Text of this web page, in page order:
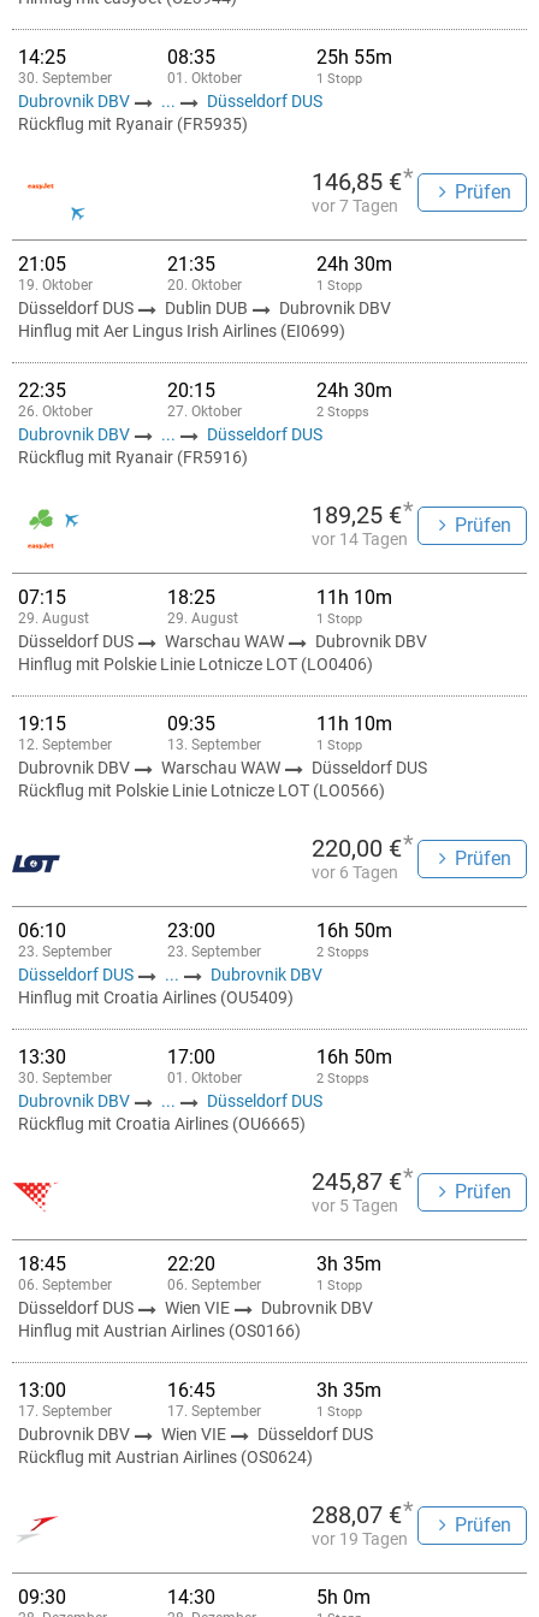
14:25
30. September
08:35
01. Oktober
25h 55m
1 Stopp
Dubrovnik DBV ...
Düsseldorf DUS
Rückflug mit Ryanair (FR5935)
146,85 €*
vor 7 Tagen
Prüfen
21:05
19. Oktober
21:35
20. Oktober
24h 30m
1 Stopp
Düsseldorf DUS Dublin DUB
Dubrovnik DBV
Hinflug mit Aer Lingus Irish Airlines (EI0699)
22:35
26. Oktober
20:15
27. Oktober
24h 30m
2 Stopps
Dubrovnik DBV ...
Düsseldorf DUS
Rückflug mit Ryanair (FR5916)
189,25 €*
vor 14 Tagen
Prüfen
07:15
29. August
18:25
29. August
11h 10m
1 Stopp
Düsseldorf DUS Warschau WAW
Dubrovnik DBV
Hinflug mit Polskie Linie Lotnicze LOT (LO0406)
19:15
12. September
09:35
13. September
11h 10m
1 Stopp
Dubrovnik DBV Warschau WAW
Düsseldorf DUS
Rückflug mit Polskie Linie Lotnicze LOT (LO0566)
220,00 €*
vor 6 Tagen
Prüfen
06:10
23. September
23:00
23. September
16h 50m
2 Stopps
Düsseldorf DUS ...
Dubrovnik DBV
Hinflug mit Croatia Airlines (OU5409)
13:30
30. September
17:00
01. Oktober
16h 50m
2 Stopps
Dubrovnik DBV ...
Düsseldorf DUS
Rückflug mit Croatia Airlines (OU6665)
245,87 €*
vor 5 Tagen
Prüfen
18:45
06. September
22:20
06. September
3h 35m
1 Stopp
Düsseldorf DUS Wien VIE
Dubrovnik DBV
Hinflug mit Austrian Airlines (OS0166)
13:00
17. September
16:45
17. September
3h 35m
1 Stopp
Dubrovnik DBV Wien VIE
Düsseldorf DUS
Rückflug mit Austrian Airlines (OS0624)
288,07 €*
vor 19 Tagen
Prüfen
09:30 14:30 5h 0m